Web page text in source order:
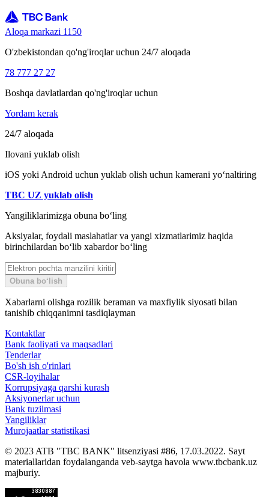
Aloqa markazi 1150
O'zbekistondan qo'ng'iroqlar uchun 24/7 aloqada
78 777 27 27
Boshqa davlatlardan qo'ng'iroqlar uchun
Yordam kerak
24/7 aloqada
Ilovani yuklab olish
iOS yoki Android uchun yuklab olish uchun kamerani yo‘naltiring
TBC UZ yuklab olish
Yangiliklarimizga obuna bo‘ling
Aksiyalar, foydali maslahatlar va yangi xizmatlarimiz haqida
birinchilardan bo‘lib xabardor bo‘ling
Obuna bo‘lish
Xabarlarni olishga rozilik beraman va maxfiylik siyosati bilan
tanishib chiqqanimni tasdiqlayman
Kontaktlar
Bank faoliyati va maqsadlari
Tenderlar
Bo'sh ish o'rinlari
CSR-loyihalar
Korrupsiyaga qarshi kurash
Aksiyonerlar uchun
Bank tuzilmasi
Yangiliklar
Murojaatlar statistikasi
© 2023 ATB "TBC BANK" litsenziyasi #86, 17.03.2022. Sayt
materiallaridan foydalanganda veb-saytga havola www.tbcbank.uz
majburiy.